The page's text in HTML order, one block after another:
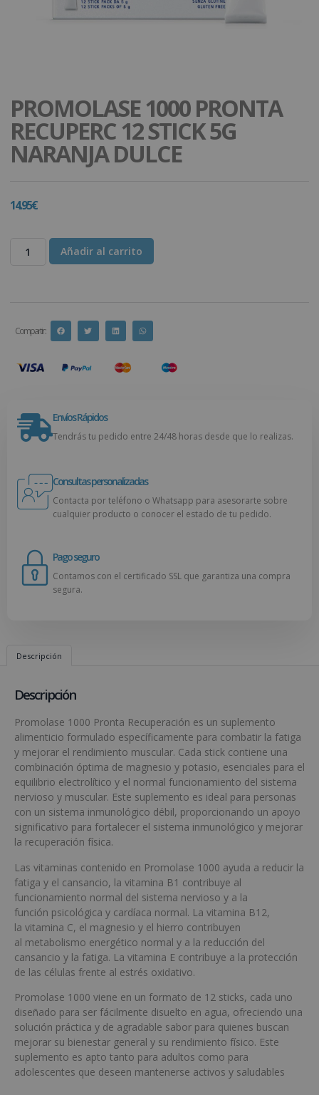
PROMOLASE 1000 PRONTA
RECUPERC 12 STICK 5G
NARANJA DULCE
14.95€
Añadir al carrito
Compartir :
Envíos Rápidos
Tendrás tu pedido entre 24/48 horas desde que lo realizas.
Consultas personalizadas
Contacta por teléfono o Whatsapp para asesorarte sobre
cualquier producto o conocer el estado de tu pedido.
Pago seguro
Contamos con el certificado SSL que garantiza una compra
segura.
Descripción
Descripción
Promolase 1000 Pronta Recuperación es un suplemento
alimenticio formulado específicamente para combatir la fatiga
y mejorar el rendimiento muscular. Cada stick contiene una
combinación óptima de magnesio y potasio, esenciales para el
equilibrio electrolítico y el normal funcionamiento del sistema
nervioso y muscular. Este suplemento es ideal para personas
con un sistema inmunológico débil, proporcionando un apoyo
significativo para fortalecer el sistema inmunológico y mejorar
la recuperación física​.
Las vitaminas contenido en Promolase 1000 ayuda a reducir la
fatiga y el cansancio, la vitamina B1 contribuye al
funcionamiento normal del sistema nervioso y a la
función psicológica y cardíaca normal. La vitamina B12,
la vitamina C, el magnesio y el hierro contribuyen
al metabolismo energético normal y a la reducción del
cansancio y la fatiga. La vitamina E contribuye a la protección
de las células frente al estrés oxidativo.​
Promolase 1000 viene en un formato de 12 sticks, cada uno
diseñado para ser fácilmente disuelto en agua, ofreciendo una
solución práctica y de agradable sabor para quienes buscan
mejorar su bienestar general y su rendimiento físico. Este
suplemento es apto tanto para adultos como para
adolescentes que deseen mantenerse activos y saludables​